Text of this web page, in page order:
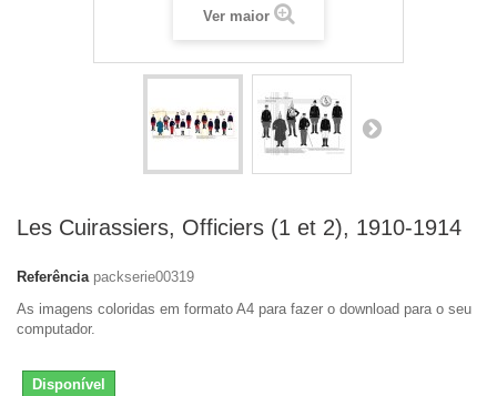
Ver maior
Les Cuirassiers, Officiers (1 et 2), 1910-1914
Referência packserie00319
As imagens coloridas em formato A4 para fazer o download para o seu
computador.
Disponível